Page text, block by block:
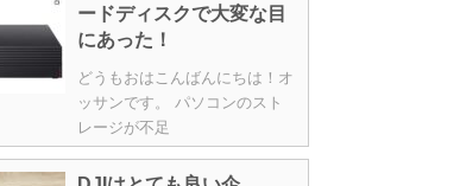
ードディスクで大変な目
にあった！
どうもおはこんばんにちは！オ
ッサンです。 パソコンのスト
レージが不足